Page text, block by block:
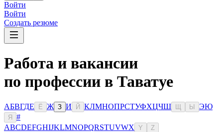
Войти
Войти
Создать резюме
Работа и вакансии
по профессии в Таватуе
АБВГДЕ Ё Ж З И Й КЛМНОПРСТУФХЦЧШ Ы ЭЮ
Я
#
ABCDEFGHIJKLMNOPQRSTUVWX Y Z